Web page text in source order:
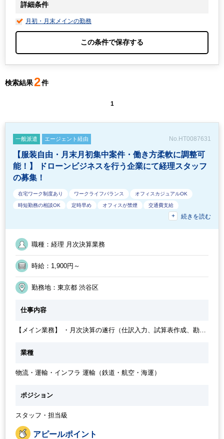
検索結果2件
1
一般派遣 エージェント経由 No.HT0087631
【服装自由・月末月初集中案件・働き方柔軟に調整可
能！】 ドローンビジネスを行う企業にて経理スタッフ
の募集！
在宅ワーク制度あり ワークライフバランス オフィスカジュアルOK
時短勤務の相談OK 定時早め オフィスが禁煙 交通費支給
週数日OK（出勤日数相談可能） EXCELのスキルが活かせる
勤務開始時間の相談OK
朝遅め
続きを読む
職種：経理 月次決算業務
時給：1,900円～
勤務地：東京都 渋谷区
仕事内容
【メイン業務】 ・月次決算の遂行（仕訳入力、試算表作成、勘定
行） ・経費精算（従業員提出分のチェック・支払い） 【その他】
・日次現預金管理（残高確認、ネットバンキング操作） ・証憑整
務資料の準備（指示に基づくデータ抽出） システム：
業種
物流・運輸・インフラ 運輸（鉄道・航空・海運）
ポジション
スタッフ・担当級
アピールポイント
詳細条件
月初・月末メインの勤務